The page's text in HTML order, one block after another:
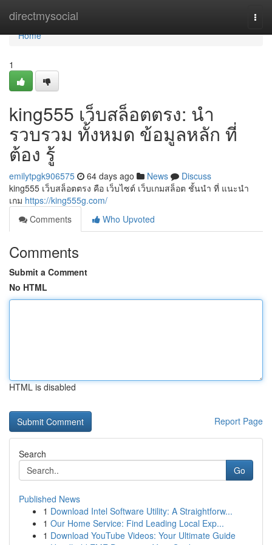
directmysocial
Home
Home
1
king555 เว็บสล็อตตรง: นำ
รวบรวม ทั้งหมด ข้อมูลหลัก ที่
ต้อง รู้
emilytpgk906575 64 days ago News
Discuss
king555 เว็บสล็อตตรง คือ เว็บไซต์ เว็บเกมสล็อต ชั้นนำ ที่ แนะนำ
เกม https://king555g.com/
Comments
Who Upvoted
Comments
Submit a Comment
No HTML
HTML is disabled
Report Page
Search
Go
Published News
1 Download Intel Software Utility: A Straightforw...
1 Our Home Service: Find Leading Local Exp...
1 Download YouTube Videos: Your Ultimate Guide